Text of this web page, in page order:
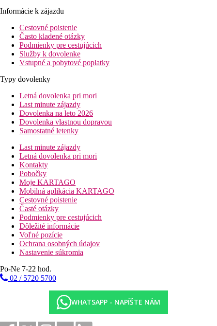
Informácie k zájazdu
Cestovné poistenie
Často kladené otázky
Podmienky pre cestujúcich
Služby k dovolenke
Vstupné a pobytové poplatky
Typy dovolenky
Letná dovolenka pri mori
Last minute zájazdy
Dovolenka na leto 2026
Dovolenka vlastnou dopravou
Samostatné letenky
Last minute zájazdy
Letná dovolenka pri mori
Kontakty
Pobočky
Moje KARTAGO
Mobilná aplikácia KARTAGO
Cestovné poistenie
Časté otázky
Podmienky pre cestujúcich
Dôležité informácie
Voľné pozície
Ochrana osobných údajov
Nastavenie súkromia
Po-Ne 7-22 hod.
02 / 5720 5700
WHATSAPP - NAPÍŠTE NÁM